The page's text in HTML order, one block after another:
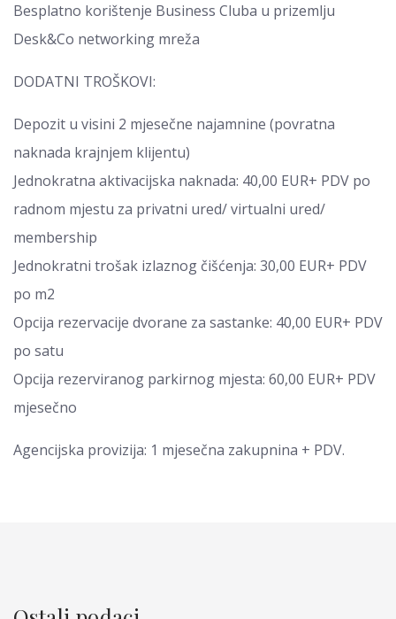
Besplatno korištenje Business Cluba u prizemlju
Desk&Co networking mreža
DODATNI TROŠKOVI:
Depozit u visini 2 mjesečne najamnine (povratna
naknada krajnjem klijentu)
Jednokratna aktivacijska naknada: 40,00 EUR+ PDV po
radnom mjestu za privatni ured/ virtualni ured/
membership
Jednokratni trošak izlaznog čišćenja: 30,00 EUR+ PDV
po m2
Opcija rezervacije dvorane za sastanke: 40,00 EUR+ PDV
po satu
Opcija rezerviranog parkirnog mjesta: 60,00 EUR+ PDV
mjesečno
Agencijska provizija: 1 mjesečna zakupnina + PDV.